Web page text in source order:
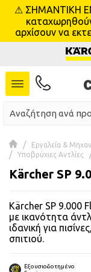
menu
⚠ ΣΗΜΑΝΤΙΚΗ
αρχίσουν να
Εργαλεία &
Υποβρύχιες Αντλίες
Kärcher SP
Kärcher SP 9.000
με ικανότητα
ιδανική για
σπιτιού.
Εξουσιοδοτημένο